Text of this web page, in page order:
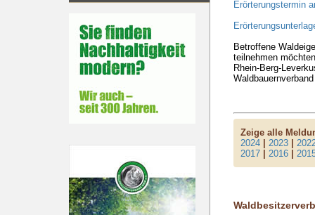
Erörterungstermin
Betroffene
teilnehmen
Rhein-Berg-
Zeige alle
2024 |2023 |
2017 |2016 |